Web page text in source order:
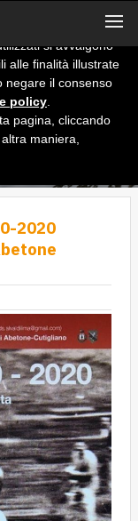
2020
x
si avvalgono
alle finalità illustrate
negare il consenso
policy
pagina, cliccando
maniera,